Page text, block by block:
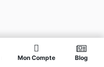
Mon Compte Blog